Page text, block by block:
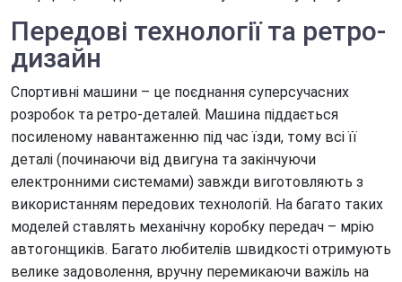
Передові технології та ретро-
дизайн
Спортивні машини – це поєднання суперсучасних
розробок та ретро-деталей. Машина піддається
посиленому навантаженню під час їзди, тому всі її
деталі (починаючи від двигуна та закінчуючи
електронними системами) завжди виготовляють з
використанням передових технологій. На багато таких
моделей ставлять механічну коробку передач – мрію
автогонщиків. Багато любителів швидкості отримують
велике задоволення, вручну перемикаючи важіль на